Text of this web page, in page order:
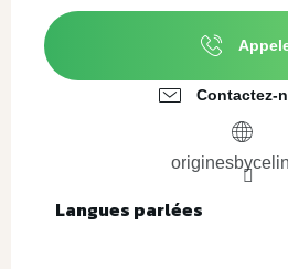
Contactez-
Langues parlées
Langues parlées